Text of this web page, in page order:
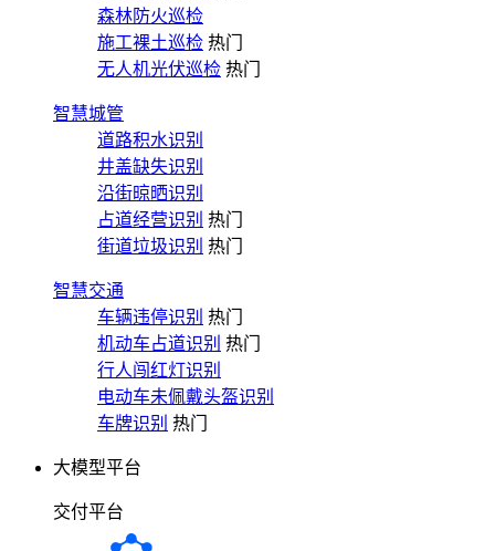
森林防火巡检
施工裸土巡检 热门
无人机光伏巡检 热门
智慧城管
道路积水识别
井盖缺失识别
沿街晾晒识别
占道经营识别 热门
街道垃圾识别 热门
智慧交通
车辆违停识别 热门
机动车占道识别 热门
行人闯红灯识别
电动车未佩戴头盔识别
车牌识别 热门
大模型平台
交付平台